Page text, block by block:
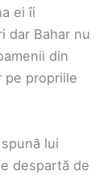
ei îi
dar Bahar nu
din
pe propriile
lui
despartă de